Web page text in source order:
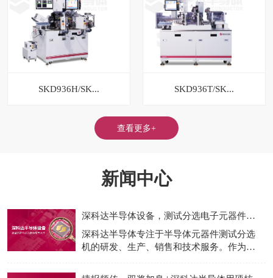
SKD936H/SK... SKD936T/SK...
查看更多+
新闻中心
深科达半导体设备，测试分选电子元器件型号大全
深科达半导体专注于半导体元器件测试分选
机的研发、生产、销售和技术服务。作为国
装测试制程提供专业的设备和完整的一站式